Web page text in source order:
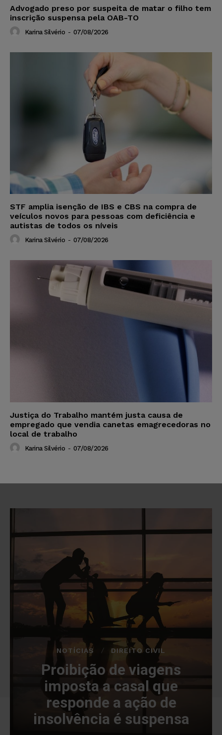
Advogado preso por suspeita de matar o filho tem
inscrição suspensa pela OAB-TO
Karina Silvério - 07/08/2026
STF amplia isenção de IBS e CBS na compra de
veículos novos para pessoas com deficiência e
autistas de todos os níveis
Karina Silvério - 07/08/2026
Justiça do Trabalho mantém justa causa de
empregado que vendia canetas emagrecedoras no
local de trabalho
Karina Silvério - 07/08/2026